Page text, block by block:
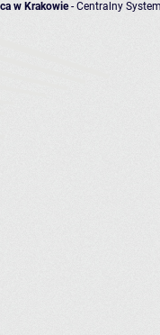
w Krakowie- Centralny